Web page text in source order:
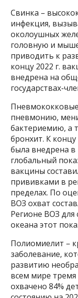
Свинка –
инфекция,
околоушных
головную и
приводить к
концу 2022 г.
внедрена на
государствах-
пневмонию,
бактериемию, а
бронхит. К
была внедрена в
глобальный
вакцины
прививками в
пределах. По
ВОЗ охват
Регионе ВОЗ для
океана этот
Полиомиелит –
заболевание,
развитию
всем мире
охвачено 84%